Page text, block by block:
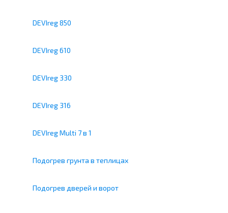
DEVIreg 850
DEVIreg 610
DEVIreg 330
DEVIreg 316
DEVIreg Multi 7 в 1
Подогрев грунта в теплицах
Подогрев дверей и ворот